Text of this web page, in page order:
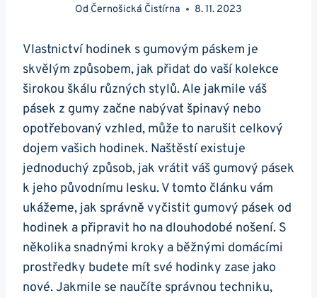
Od Černošická Čistírna 8. 11. 2023
Vlastnictví hodinek ‌s gumovým páskem je
skvělým způsobem, ⁣jak přidat do vaší kolekce
širokou škálu různých stylů. Ale jakmile váš
pásek z gumy začne ⁤nabývat špinavý nebo
opotřebovaný ⁤vzhled, může to⁣ narušit celkový⁣
dojem vašich hodinek. Naštěstí existuje
jednoduchý způsob, jak vrátit ‌váš gumový‌ pásek
k ⁣jeho ⁢původnímu lesku. V tomto článku⁣ vám
ukážeme, jak správně vyčistit gumový pásek od
hodinek a připravit ho na dlouhodobé nošení. ‍S
několika snadnými kroky ‌a běžnými domácími
‍prostředky budete mít své hodinky zase jako
nové. Jakmile se ⁤naučíte správnou techniku,